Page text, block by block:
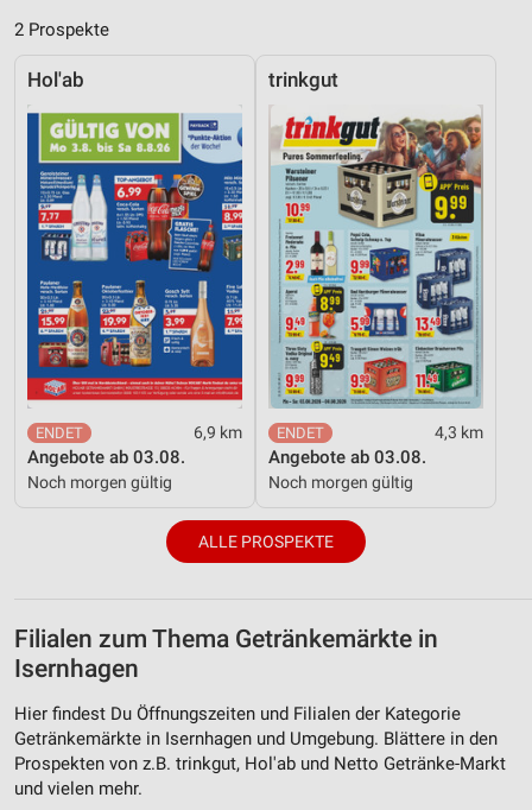
2 Prospekte
Hol'ab
6,9 km
Angebote ab 03.08.
Noch morgen gültig
trinkgut
4,3 km
Angebote ab 03.08.
Noch morgen gültig
ALLE PROSPEKTE
Filialen zum Thema Getränkemärkte in
Isernhagen
Hier findest Du Öffnungszeiten und Filialen der Kategorie
Getränkemärkte in Isernhagen und Umgebung. Blättere in den
Prospekten von z.B. trinkgut, Hol'ab und Netto Getränke-Markt
und vielen mehr.